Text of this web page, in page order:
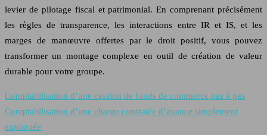
levier de pilotage fiscal et patrimonial. En comprenant précisément
les règles de transparence, les interactions entre IR et IS, et les
marges de manœuvre offertes par le droit positif, vous pouvez
transformer un montage complexe en outil de création de valeur
durable pour votre groupe.
Comptabilisation d’une cession de fonds de commerce pas à pas
Comptabilisation d’une charge constatée d’avance simplement
expliquée